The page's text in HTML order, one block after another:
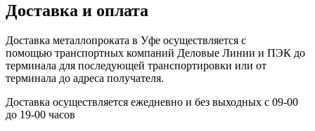
Доставка и оплата
Доставка металлопроката в Уфе осуществляется с
помощью транспортных компаний Деловые Линии и ПЭК до
терминала для последующей транспортировки или от
терминала до адреса получателя.
Доставка осуществляется ежедневно и без выходных с 09-00
до 19-00 часов